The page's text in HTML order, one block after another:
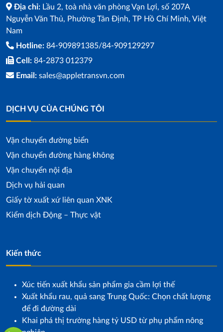
Địa chỉ: Lầu 2, toà nhà văn phòng Vạn Lợi, số 207A
Nguyễn Văn Thủ, Phường Tân Định, TP Hồ Chí Minh, Việt
Nam
Hotline: 84-909891385/84-909129297
Cell: 84-2873 012379
Email: sales@appletransvn.com
DỊCH VỤ CỦA CHÚNG TÔI
Vận chuyển đường biển
Vận chuyển đường hàng không
Vận chuyển nội địa
Dịch vụ hải quan
Giấy tờ xuất xứ liên quan XNK
Kiểm dịch Động – Thực vật
Kiến thức
Xúc tiến xuất khẩu sản phẩm gia cầm lợi thế
Xuất khẩu rau, quả sang Trung Quốc: Chọn chất lượng
để đi đường dài
Khai phá thị trường hàng tỷ USD từ phụ phẩm nông